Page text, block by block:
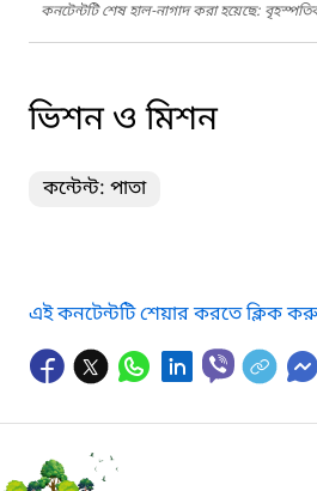
কনটেন্টটি শেষ হাল-নাগাদ করা হয়েছে:
ভিশন ও মিশন
কন্টেন্ট: পাতা
এই কনটেন্টটি শেয়ার করতে ক্লিক